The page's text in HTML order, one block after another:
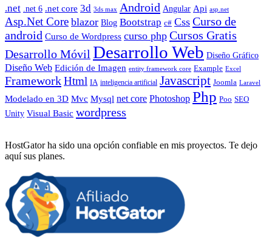
.net .net 6 .net core 3d 3ds max Android Angular Api asp.net
Asp.Net Core blazor Blog Bootstrap c# Css Curso de
android Curso de Wordpress curso php Cursos Gratis
Desarrollo Móvil Desarrollo Web Diseño Gráfico
Diseño Web Edición de Imagen entity framework core Example Excel
FrameworkHtml IA inteligencia artificial Javascript Joomla Laravel
Modelado en 3D Mvc Mysql net core Photoshop Php Poo SEO
Unity Visual Basic wordpress
HostGator ha sido una opción confiable en mis proyectos. Te dejo
aquí sus planes.